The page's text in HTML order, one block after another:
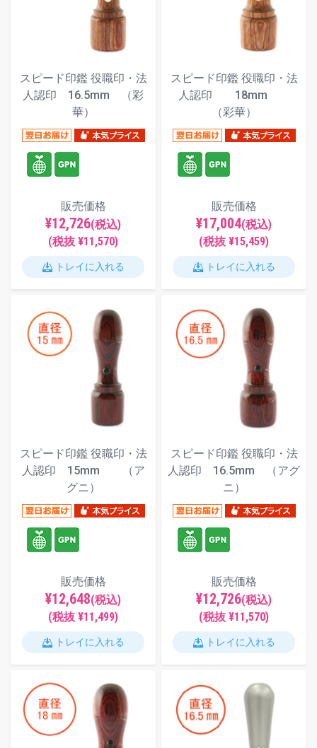
スピード印鑑 役職印・法
人認印 16.5mm （彩
華）
販売価格
¥12,726(税込)
(税抜 ¥11,570)
トレイに入れる
スピード印鑑 役職印・法
人認印 18mm
（彩華）
販売価格
¥17,004(税込)
(税抜 ¥15,459)
トレイに入れる
スピード印鑑 役職印・法
人認印 15mm （ア
グニ）
販売価格
¥12,648(税込)
(税抜 ¥11,499)
トレイに入れる
スピード印鑑 役職印・法
人認印 16.5mm （アグ
ニ）
販売価格
¥12,726(税込)
(税抜 ¥11,570)
トレイに入れる